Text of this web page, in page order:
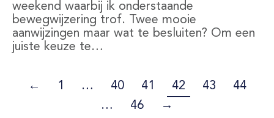
weekend waarbij ik onderstaande
bewegwijzering trof. Twee mooie
aanwijzingen maar wat te besluiten? Om een
juiste keuze te…
← 1 … 40 41 42 43
44
…
46 →